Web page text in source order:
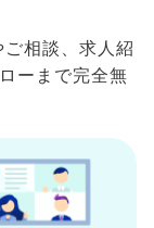
相談、求人紹
ーまで完全無